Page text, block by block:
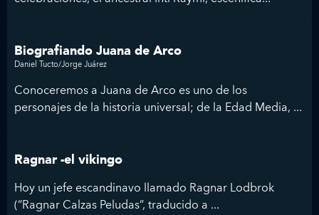
Biografiando Juana de Arco
Daniel Tucto/Jorge Juárez
Conoceremos a Juana de Arco es uno de los
personajes de la historia universal; de la Edad Media, ...
Ragnar -el vikingo
Hoy un jefe escandinavo llamado Ragnar Lodbrok
(“Ragnar Calzas Peludas”, traducido a ...